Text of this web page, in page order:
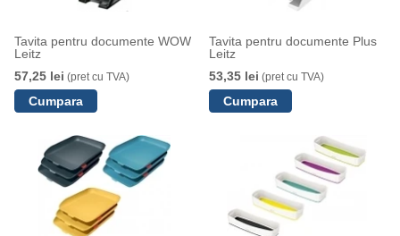
Tavita pentru documente WOW
Leitz
57,25 lei (pret cu TVA)
Tavita pentru documente Plus
Leitz
53,35 lei (pret cu TVA)